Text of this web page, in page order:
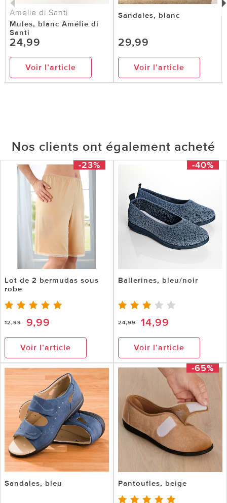
Amelie di Santi
Mules, blanc Amélie di
Santi
24,99
Voir l’article
Sandales, blanc
29,99
Voir l’article
Nos clients ont également acheté
-23%
Lot de 2 bermudas sous
robe
12,99 9,99
Voir l’article
-40%
Ballerines, bleu/noir
24,99 14,99
Voir l’article
Sandales, bleu
-65%
Pantoufles, beige